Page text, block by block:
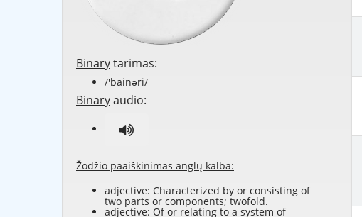
Binarytarimas:
/'bainəri/
Binaryaudio:
Žodžio paaiškinimas anglų kalba:
adjective: Characterized by or consisting of
two parts or components; twofold.
adjective: Of or relating to a system of